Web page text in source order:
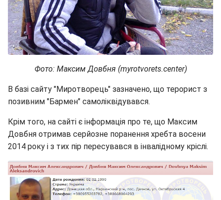
Фото: Максим Довбня (myrotvorets.center)
В базі сайту "Миротворець" зазначено, що терорист з
позивним "Бармен" самоліквідувався.
Крім того, на сайті є інформація про те, що Максим
Довбня отримав серйозне поранення хребта восени
2014 року і з тих пір пересувався в інвалідному кріслі.